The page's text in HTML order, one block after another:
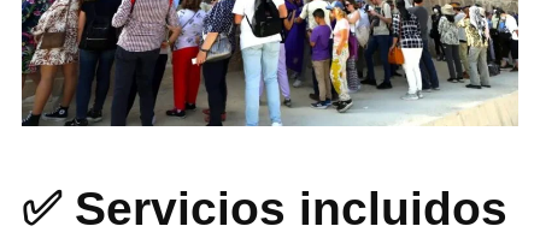
✅ Servicios incluidos